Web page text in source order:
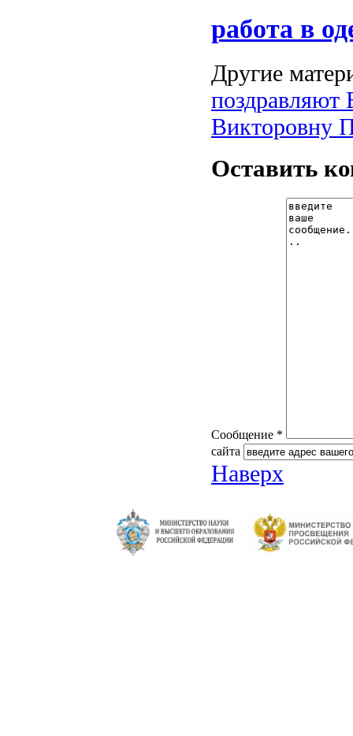
работа в
Другие
поздравляют
Викторовну
Оставить
Сообщение *
сайта
Наверх